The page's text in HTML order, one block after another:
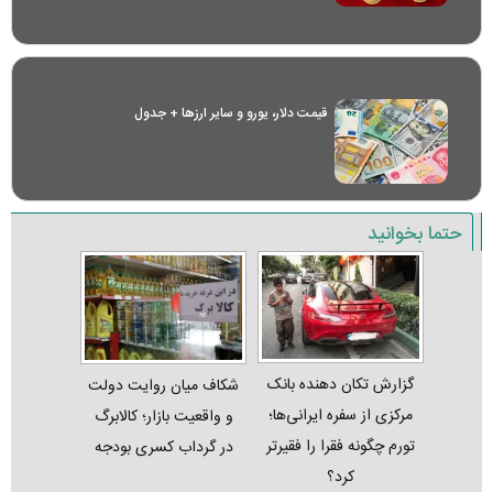
قیمت دلار، یورو و سایر ارز‌ها + جدول
حتما بخوانید
گزارش تکان‌ دهنده بانک
مرکزی از سفره ایرانی‌ها؛
تورم چگونه فقرا را فقیرتر
کرد؟
شکاف میان روایت دولت
و واقعیت بازار؛ کالابرگ
در گرداب کسری بودجه